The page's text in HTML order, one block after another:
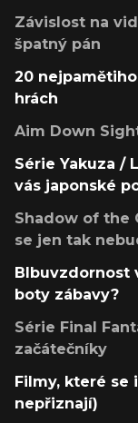
Závislost na
špatný pán
20
hrách
Aim Down
Série Yakuza /
vás japonské
Shadow of the
se jen tak
Blbuvzdornost
boty zábavy?
Série Final
začátečníky
Filmy, které se
nepřiznají)